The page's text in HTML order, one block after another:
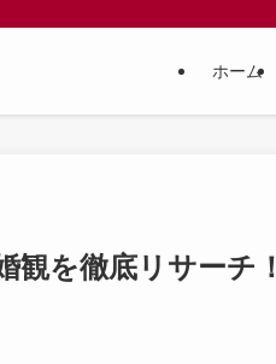
ホーム
観を徹底リサーチ！